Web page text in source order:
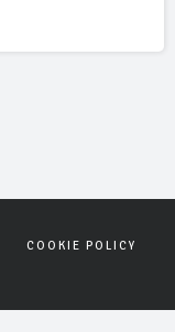
COOKIE POLICY